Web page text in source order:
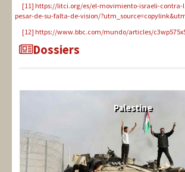
[11] https://litci.org/es/el-movimiento-israeli-contra-
pesar-de-su-falta-de-vision/
[12] https://www.bbc.com/mundo/articles/
Dossiers
Palestine